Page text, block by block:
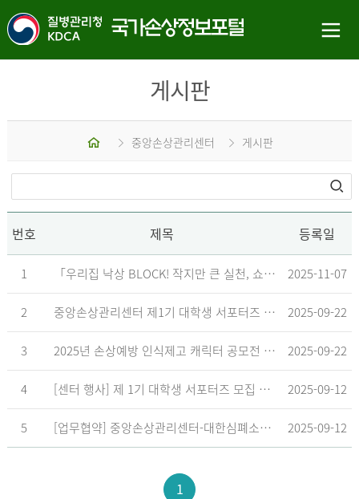
게시판
중앙손상관리센터 게시판
번호 제목 등록일
1 「우리집 낙상 BLOCK! 작지만 큰 실천, 쇼츠 챌린지」 수상작 발표 2025-11-07
2 중앙손상관리센터 제1기 대학생 서포터즈 합격자 발표 2025-09-22
3 2025년 손상예방 인식제고 캐릭터 공모전 결과발표 지연 안내 2025-09-22
4 [센터 행사] 제 1기 대학생 서포터즈 모집 공고 2025-09-12
5 [업무협약] 중앙손상관리센터-대한심폐소생협회, 학교현장 CPR 교육 확대 위한 업무협약 체결 2025-09-12
1